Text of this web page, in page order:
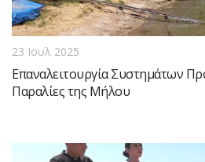
23 Ιουλ 2025
Επαναλειτουργία Συστημάτων
Παραλίες της Μήλου